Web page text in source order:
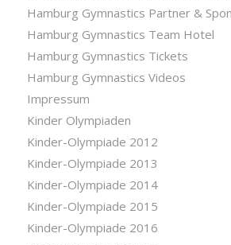
Hamburg Gymnastics Partner &
Hamburg Gymnastics Team Hotel
Hamburg Gymnastics Tickets
Hamburg Gymnastics Videos
Impressum
Kinder Olympiaden
Kinder-Olympiade 2012
Kinder-Olympiade 2013
Kinder-Olympiade 2014
Kinder-Olympiade 2015
Kinder-Olympiade 2016